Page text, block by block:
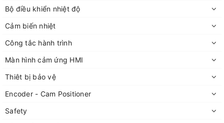
Bộ điều khiển nhiệt độ
Cảm biến nhiệt
Công tắc hành trình
Màn hình cảm ứng HMI
Thiêt bị bảo vệ
Encoder - Cam Positioner
Safety